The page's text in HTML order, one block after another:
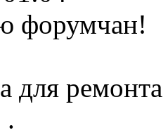
форумчан!
для
.